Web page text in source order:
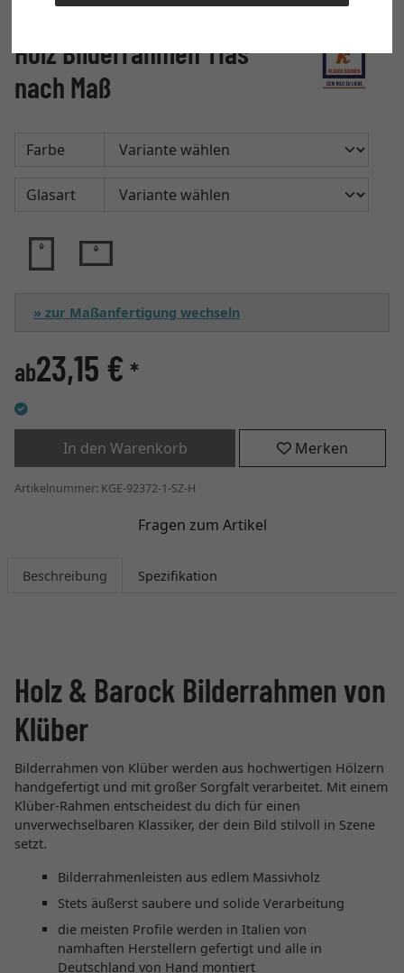
Holz Bilderrahmen Tias
nach Maß
Farbe
Glasart
» zur Maßanfertigung wechseln
ab23,15 € *
In den Warenkorb Merken
Artikelnummer: KGE-92372-1-SZ-H
Fragen zum Artikel
Beschreibung Spezifikation
Holz & Barock Bilderrahmen von
Klüber
Bilderrahmen von Klüber werden aus hochwertigen Hölzern
handgefertigt und mit großer Sorgfalt verarbeitet. Mit einem
Klüber-Rahmen entscheidest du dich für einen
unverwechselbaren Klassiker, der dein Bild stilvoll in Szene
setzt.
Bilderrahmenleisten aus edlem Massivholz
Stets äußerst saubere und solide Verarbeitung
die meisten Profile werden in Italien von
namhaften Herstellern gefertigt und alle in
Deutschland von Hand montiert